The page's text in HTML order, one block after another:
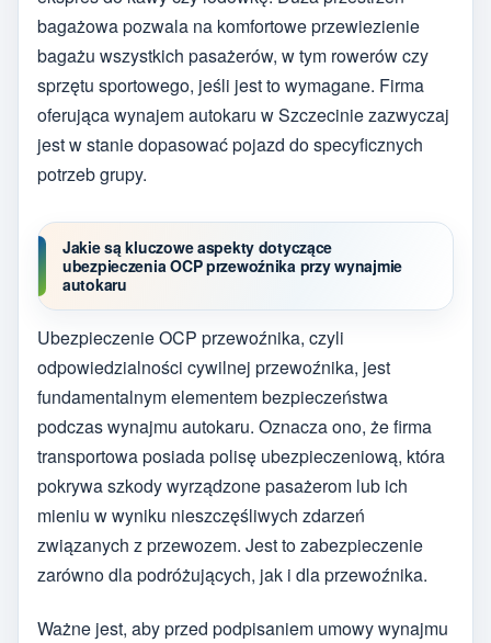
bagażowa pozwala na komfortowe przewiezienie
bagażu wszystkich pasażerów, w tym rowerów czy
sprzętu sportowego, jeśli jest to wymagane. Firma
oferująca wynajem autokaru w Szczecinie zazwyczaj
jest w stanie dopasować pojazd do specyficznych
potrzeb grupy.
Jakie są kluczowe aspekty dotyczące
ubezpieczenia OCP przewoźnika przy wynajmie
autokaru
Ubezpieczenie OCP przewoźnika, czyli
odpowiedzialności cywilnej przewoźnika, jest
fundamentalnym elementem bezpieczeństwa
podczas wynajmu autokaru. Oznacza ono, że firma
transportowa posiada polisę ubezpieczeniową, która
pokrywa szkody wyrządzone pasażerom lub ich
mieniu w wyniku nieszczęśliwych zdarzeń
związanych z przewozem. Jest to zabezpieczenie
zarówno dla podróżujących, jak i dla przewoźnika.
Ważne jest, aby przed podpisaniem umowy wynajmu